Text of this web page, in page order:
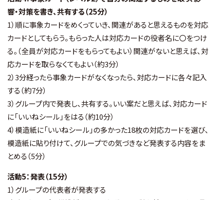
響・対策を書き、共有する（25分）
1）順に事象カードをめくっていき、関連があると思えるものを対応
カードとしてもらう。もらった人は対応カードの役者名に〇をつけ
る。（全員が対応カードをもらってもよい）関連がないと思えば、対
応カードを取らなくてもよい（約3分）
2）3分経ったら事象カードがなくなったら、対応カードに各々記入
する（約7分）
3）グループ内で発表し、共有する。いい案だと思えば、対応カード
に「いいねシール」をはる（約10分）
4）模造紙に「いいねシール」の多かった18枚の対応カードを選び、
模造紙に貼り付けて、グループでの気づきなど発表する内容をま
とめる（5分）
活動5：発表（15分）
1）グループの代表者が発表する